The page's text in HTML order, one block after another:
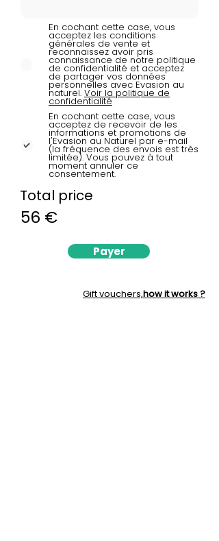
En cochant cette case, vous
acceptez les conditions
générales de vente et
reconnaissez avoir pris
connaissance de notre politique
de confidentialité et acceptez
de partager vos données
personnelles avec Evasion au
naturel. Voir la politique de
confidentialité
En cochant cette case, vous
acceptez de recevoir de les
informations et promotions de
l'Evasion au Naturel par e-mail
(la fréquence des envois est très
limitée). Vous pouvez à tout
moment annuler ce
consentement.
Total price
56 €
Payer
Gift vouchers,how it works ?